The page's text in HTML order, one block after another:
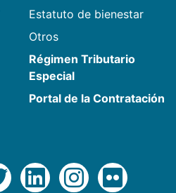
Estatuto de bienestar
Otros
Régimen Tributario
Especial
Portal de la Contratación